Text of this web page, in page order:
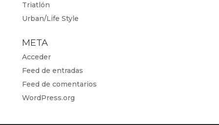
Triatlón
Urban/Life Style
META
Acceder
Feed de entradas
Feed de comentarios
WordPress.org